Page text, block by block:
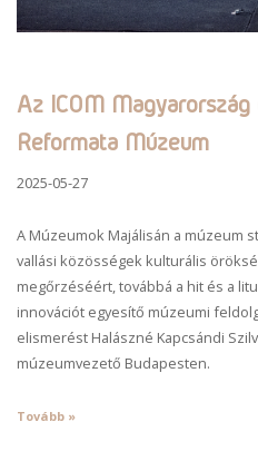
Az ICOM
Reformata Múzeum
2025-05-27
A Múzeumok Majálisán a múzeum
vallási közösségek kulturális
megőrzéséért, továbbá a hit és a
innovációt egyesítő múzeumi
elismerést Halászné Kapcsándi
múzeumvezető Budapesten.
Tovább »